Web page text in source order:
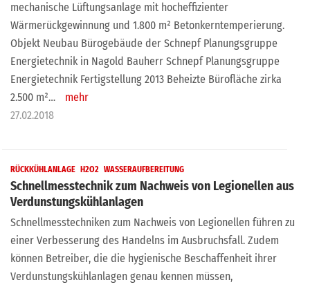
mechanische Lüftungsanlage mit hocheffizienter
Wärmerückgewinnung und 1.800 m² Betonkerntemperierung.
Objekt Neubau Bürogebäude der Schnepf Planungsgruppe
Energietechnik in Nagold Bauherr Schnepf Planungsgruppe
Energietechnik Fertigstellung 2013 Beheizte Bürofläche zirka
2.500 m²…
mehr
27.02.2018
RÜCKKÜHLANLAGE H2O2 WASSERAUFBEREITUNG
Schnellmesstechnik zum Nachweis von Legionellen aus
Verdunstungskühlanlagen
Schnellmesstechniken zum Nachweis von Legionellen führen zu
einer Verbesserung des Handelns im Ausbruchsfall. Zudem
können Betreiber, die die hygienische Beschaffenheit ihrer
Verdunstungskühlanlagen genau kennen müssen,